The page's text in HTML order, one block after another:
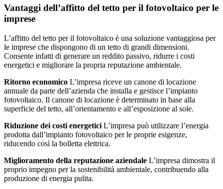
Vantaggi dell’affitto del tetto per il fotovoltaico per le
imprese
L’affitto del tetto per il fotovoltaico è una soluzione vantaggiosa per
le imprese che dispongono di un tetto di grandi dimensioni.
Consente infatti di generare un reddito passivo, ridurre i costi
energetici e migliorare la propria reputazione ambientale.
Ritorno economico L’impresa riceve un canone di locazione
annuale da parte dell’azienda che installa e gestisce l’impianto
fotovoltaico. Il canone di locazione è determinato in base alla
superficie del tetto, all’orientamento e all’esposizione al sole.
Riduzione dei costi energetici L’impresa può utilizzare l’energia
prodotta dall’impianto fotovoltaico per le proprie esigenze,
riducendo così la bolletta elettrica.
Miglioramento della reputazione aziendale L’impresa dimostra il
proprio impegno per la sostenibilità ambientale, contribuendo alla
produzione di energia pulita.